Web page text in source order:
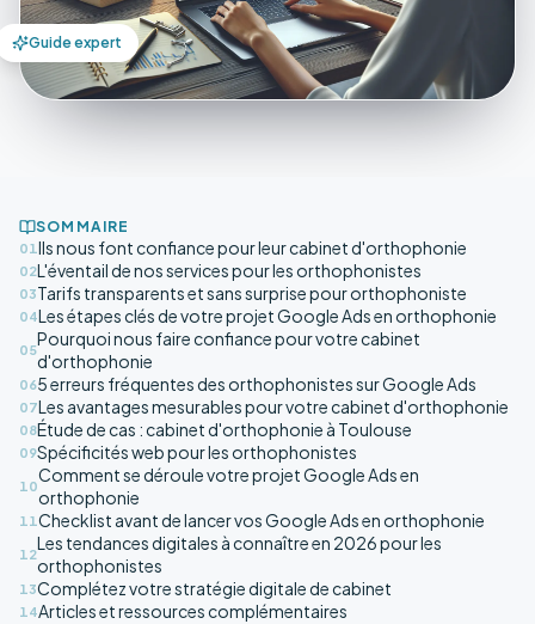
Guide expert
SOMMAIRE
01Ils nous font confiance pour leur cabinet d'orthophonie
02L'éventail de nos services pour les orthophonistes
03Tarifs transparents et sans surprise pour orthophoniste
04Les étapes clés de votre projet Google Ads en orthophonie
05
Pourquoi nous faire confiance pour votre cabinet
d'orthophonie
065 erreurs fréquentes des orthophonistes sur Google Ads
07Les avantages mesurables pour votre cabinet d'orthophonie
08Étude de cas : cabinet d'orthophonie à Toulouse
09Spécificités web pour les orthophonistes
10
Comment se déroule votre projet Google Ads en
orthophonie
11Checklist avant de lancer vos Google Ads en orthophonie
12
Les tendances digitales à connaître en 2026 pour les
orthophonistes
13Complétez votre stratégie digitale de cabinet
14Articles et ressources complémentaires